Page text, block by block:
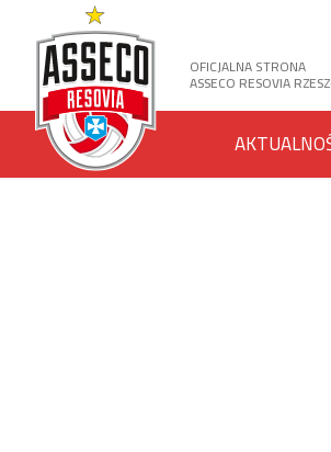
OFICJALNA STRONA
ASSECO RESOVIA